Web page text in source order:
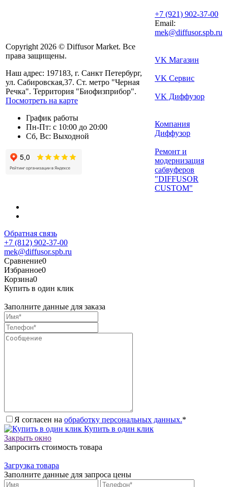
Copyright 2026 © Diffusor Market. Все
права защищены.
Наш адрес: 197183, г. Санкт Петербург,
ул. Сабировская,37. Ст. метро "Черная
Речка". Территория "Биофизприбор".
Посмотреть на карте
График работы
Пн-Пт: с 10:00 до 20:00
Сб, Вс: Выходной
+7 (921) 902-37-00
Email:
mek@diffusor.spb.ru
VK Магазин
VK Сервис
VK Диффузор
Компания
Диффузор
Ремонт и
модернизация
сабвуферов
"DIFFUSOR
CUSTOM"
Обратная связь
+7 (812) 902-37-00
mek@diffusor.spb.ru
Сравнение0
Избранное0
Корзина0
Купить в один клик
Заполните данные для заказа
Я согласен на обработку персональных данных.*
Купить в один клик
Закрыть окно
Запросить стоимость товара
Загрузка товара
Заполните данные для запроса цены